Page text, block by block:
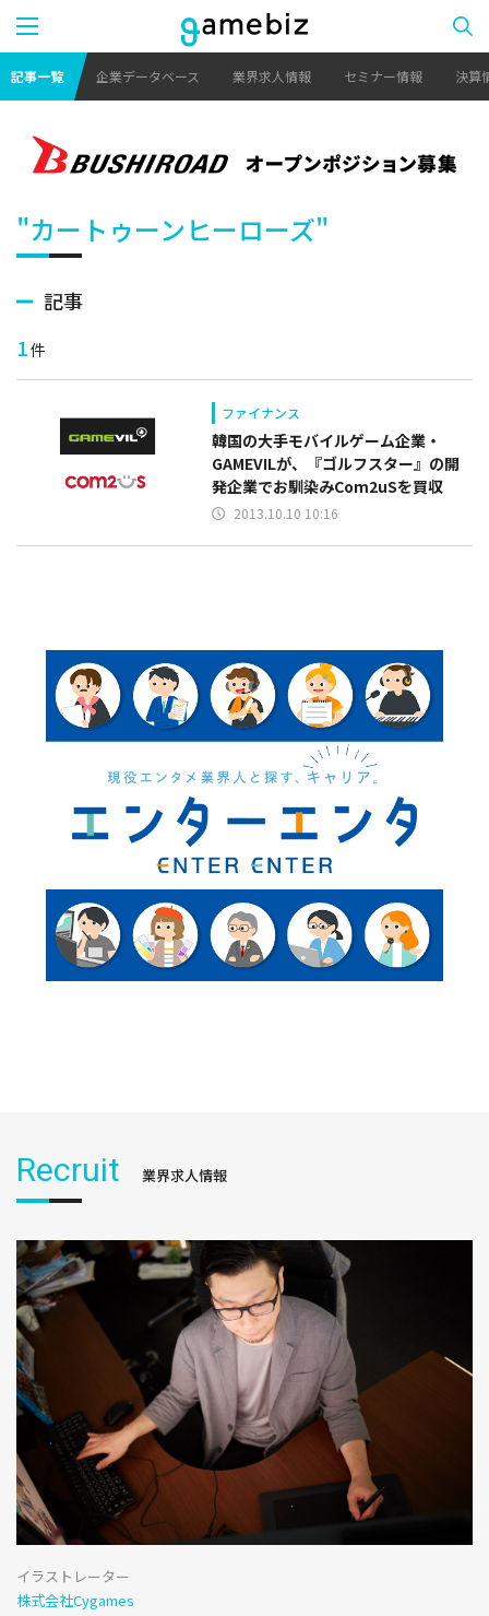
記事一覧 企業データベース 業界求人情報 セミナー情報 決算
"カートゥーンヒーローズ"
記事
1件
ファイナンス
韓国の大手モバイルゲーム企業・
GAMEVILが、『ゴルフスター』の開
発企業でお馴染みCom2uSを買収
2013.10.10 10:16
Recruit 業界求人情報
イラストレーター
株式会社Cygames